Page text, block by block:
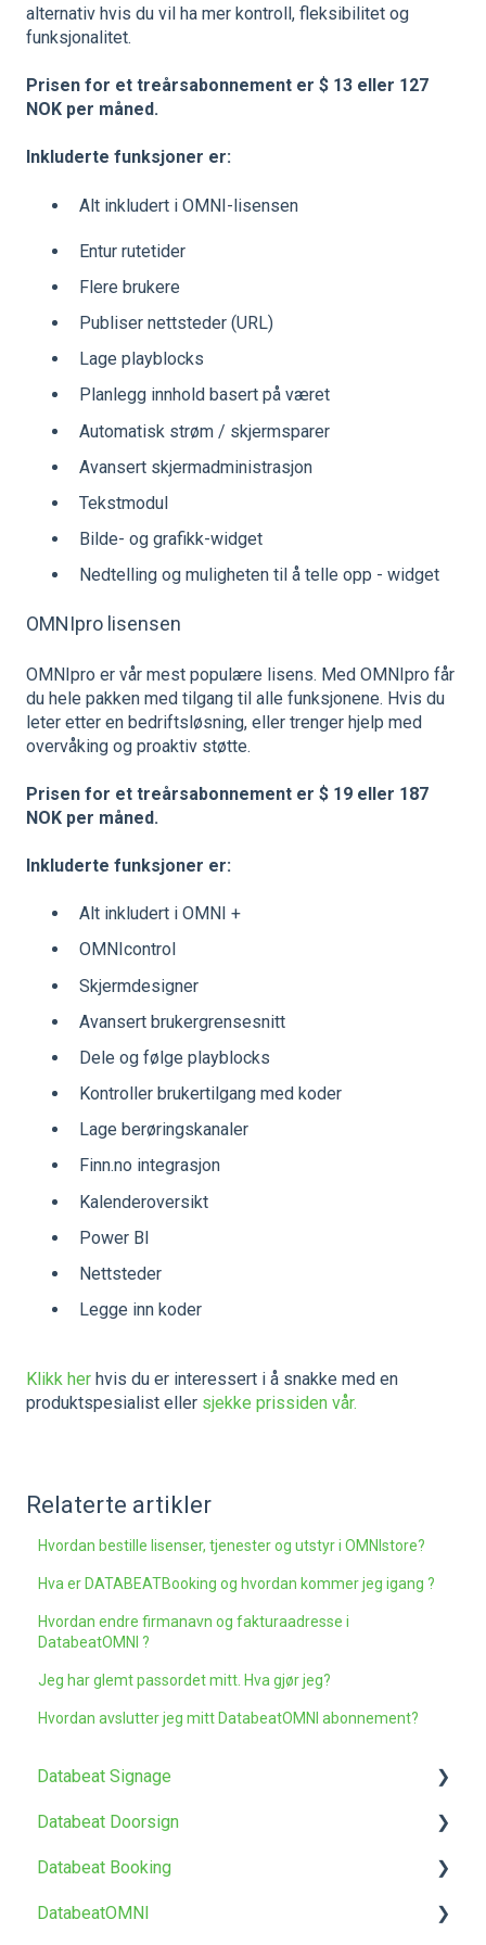
alternativ hvis du vil ha mer kontroll, fleksibilitet og
funksjonalitet.
Prisen for et treårsabonnement er $ 13 eller 127
NOK per måned.
Inkluderte funksjoner er:
Alt inkludert i OMNI-lisensen
Entur rutetider
Flere brukere
Publiser nettsteder (URL)
Lage playblocks
Planlegg innhold basert på været
Automatisk strøm / skjermsparer
Avansert skjermadministrasjon
Tekstmodul
Bilde- og grafikk-widget
Nedtelling og muligheten til å telle opp - widget
OMNIpro lisensen
OMNIpro er vår mest populære lisens. Med OMNIpro får
du hele pakken med tilgang til alle funksjonene. Hvis du
leter etter en bedriftsløsning, eller trenger hjelp med
overvåking og proaktiv støtte.
Prisen for et treårsabonnement er $ 19 eller 187
NOK per måned.
Inkluderte funksjoner er:
Alt inkludert i OMNI +
OMNIcontrol
Skjermdesigner
Avansert brukergrensesnitt
Dele og følge playblocks
Kontroller brukertilgang med koder
Lage berøringskanaler
Finn.no integrasjon
Kalenderoversikt
Power BI
Nettsteder
Legge inn koder
Klikk her hvis du er interessert i å snakke med en
produktspesialist eller sjekke prissiden vår.
Relaterte artikler
Hvordan bestille lisenser, tjenester og utstyr i OMNIstore?
Hva er DATABEATBooking og hvordan kommer jeg igang ?
Hvordan endre firmanavn og fakturaadresse i
DatabeatOMNI ?
Jeg har glemt passordet mitt. Hva gjør jeg?
Hvordan avslutter jeg mitt DatabeatOMNI abonnement?
Databeat Signage
Kom i gang
Media
Lokasjoner
Databeat Doorsign
Kom i gang
Oppsett og konfigurasjon
Databeat Booking
Kom i gang
DatabeatOMNI